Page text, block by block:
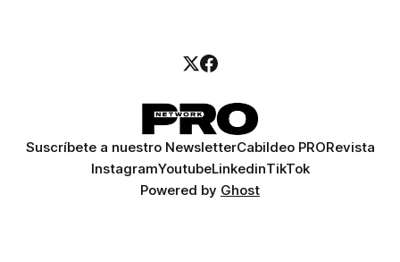
Suscríbete a nuestro NewsletterCabildeo PRORevista
InstagramYoutubeLinkedinTikTok
Powered by Ghost